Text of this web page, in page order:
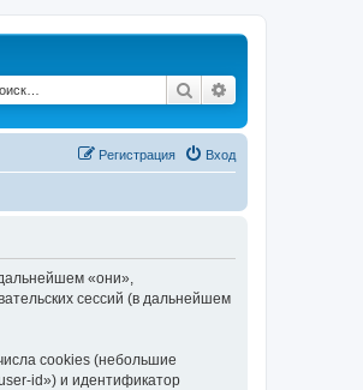
Поиск
Вход
Регистрация
«они»,
сессий (в дальнейшем
cookies (небольшие
id») и идентификатор